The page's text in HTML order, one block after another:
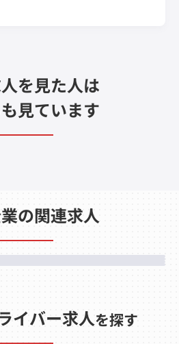
を見た人は
見ています
の関連求人
イバー求人を探す